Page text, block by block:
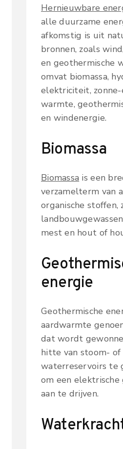
Hernieuwbare
alle duurzame
afkomstig is uit
bronnen, zoals
en geothermische
omvat biomassa,
elektriciteit,
warmte,
en windenergie.
Biomassa
Biomassa is een
verzamelterm van
organische stoffen,
mest en hout of
energie
Geothermische
aardwarmte
dat wordt
hitte van stoom-
waterreservoirs te
om een
aan te drijven.